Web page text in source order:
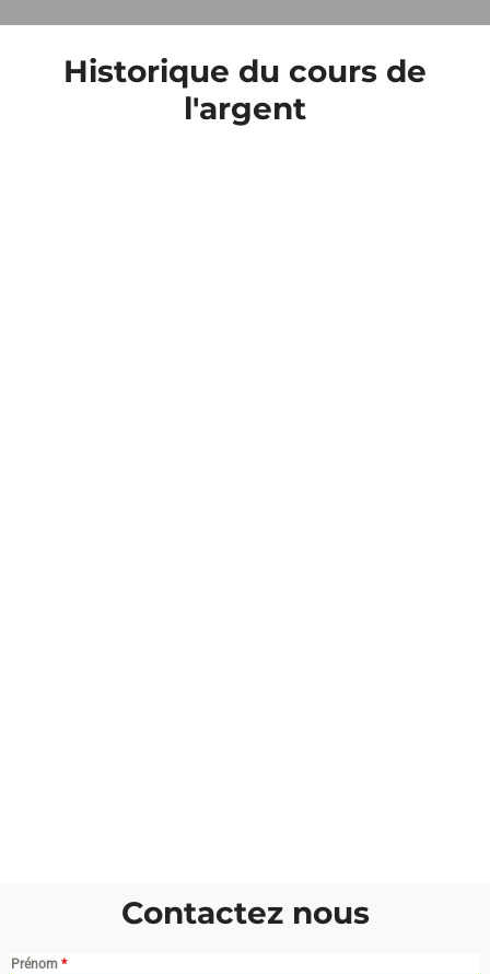
Historique du cours de
l'argent
Contactez nous
Prénom *